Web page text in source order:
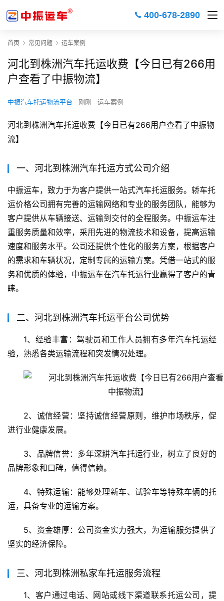
400-678-2890
首页 常见问题 运车案例
河北到株洲汽车托运收费【今日已有266用
户查看了中振物流】
中振汽车托运物流平台 刚刚 运车案例
河北到株洲汽车托运收费【今日已有266用户查看了中振物
流】
一、河北到株洲汽车托运方式公司介绍
中振运车，致力于为客户提供一站式汽车托运服务。轿车托
运价格公司拥有完善的运输网络和专业的服务团队，能够为
客户提供从车辆接送、运输到交付的全程服务。中振运车注
重服务质量和效率，采用先进的物流技术和设备，提高运输
速度和服务水平。公司还提供个性化的服务方案，根据客户
的需求和车辆状况，定制专属的运输方案。凭借一站式的服
务和优质的体验，中振运车在汽车托运行业赢得了客户的青
睐。
二、河北到株洲汽车托运平台公司优势
1、经验丰富：驾驶员和工作人员拥有多年汽车托运经
验，熟悉各类运输流程和突发情况处理。
2、诚信经营：坚持诚信经营原则，维护市场秩序，促
进行业健康发展。
3、品牌信誉：多年深耕汽车托运行业，树立了良好的
品牌形象和口碑，值得信赖。
4、特殊运输：能够处理新车、试验车等特殊车辆的托
运，具备专业的运输方案。
5、资金雄厚：公司资金实力强大，为运输服务提供了
坚实的经济保障。
三、河北到株洲私家车托运服务流程
1、客户通过电话、网站或线下渠道联系托运公司，提